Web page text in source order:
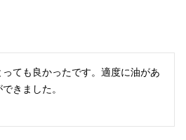
ても良かったです。適度に油があ
きました。